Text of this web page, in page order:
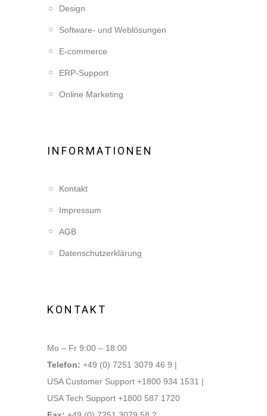
Design
Software- und Weblösungen
E-commerce
ERP-Support
Online Marketing
INFORMATIONEN
Kontakt
Impressum
AGB
Datenschutzerklärung
KONTAKT
Mo – Fr 9:00 – 18:00
Telefon: +49 (0) 7251 3079 46 9 |
USA Customer Support +1800 934 1531 |
USA Tech Support +1800 587 1720